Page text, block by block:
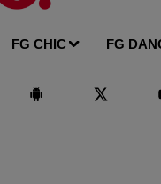
FG CHIC FG